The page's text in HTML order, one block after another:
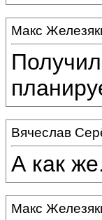
Макс
Вячеслав
А как
Макс